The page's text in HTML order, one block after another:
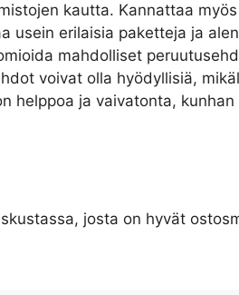
kautta. Kannattaa
usein erilaisia paketteja ja
mahdolliset
voivat olla hyödyllisiä,
helppoa ja vaivatonta,
josta on hyvät